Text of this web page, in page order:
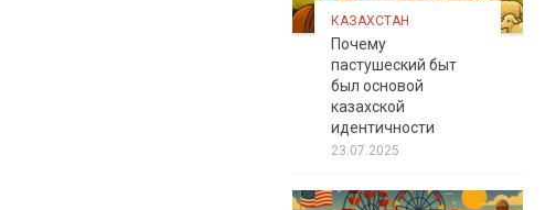
КАЗАХСТАН
Почему
пастушеский быт
был основой
казахской
идентичности
23.07.2025